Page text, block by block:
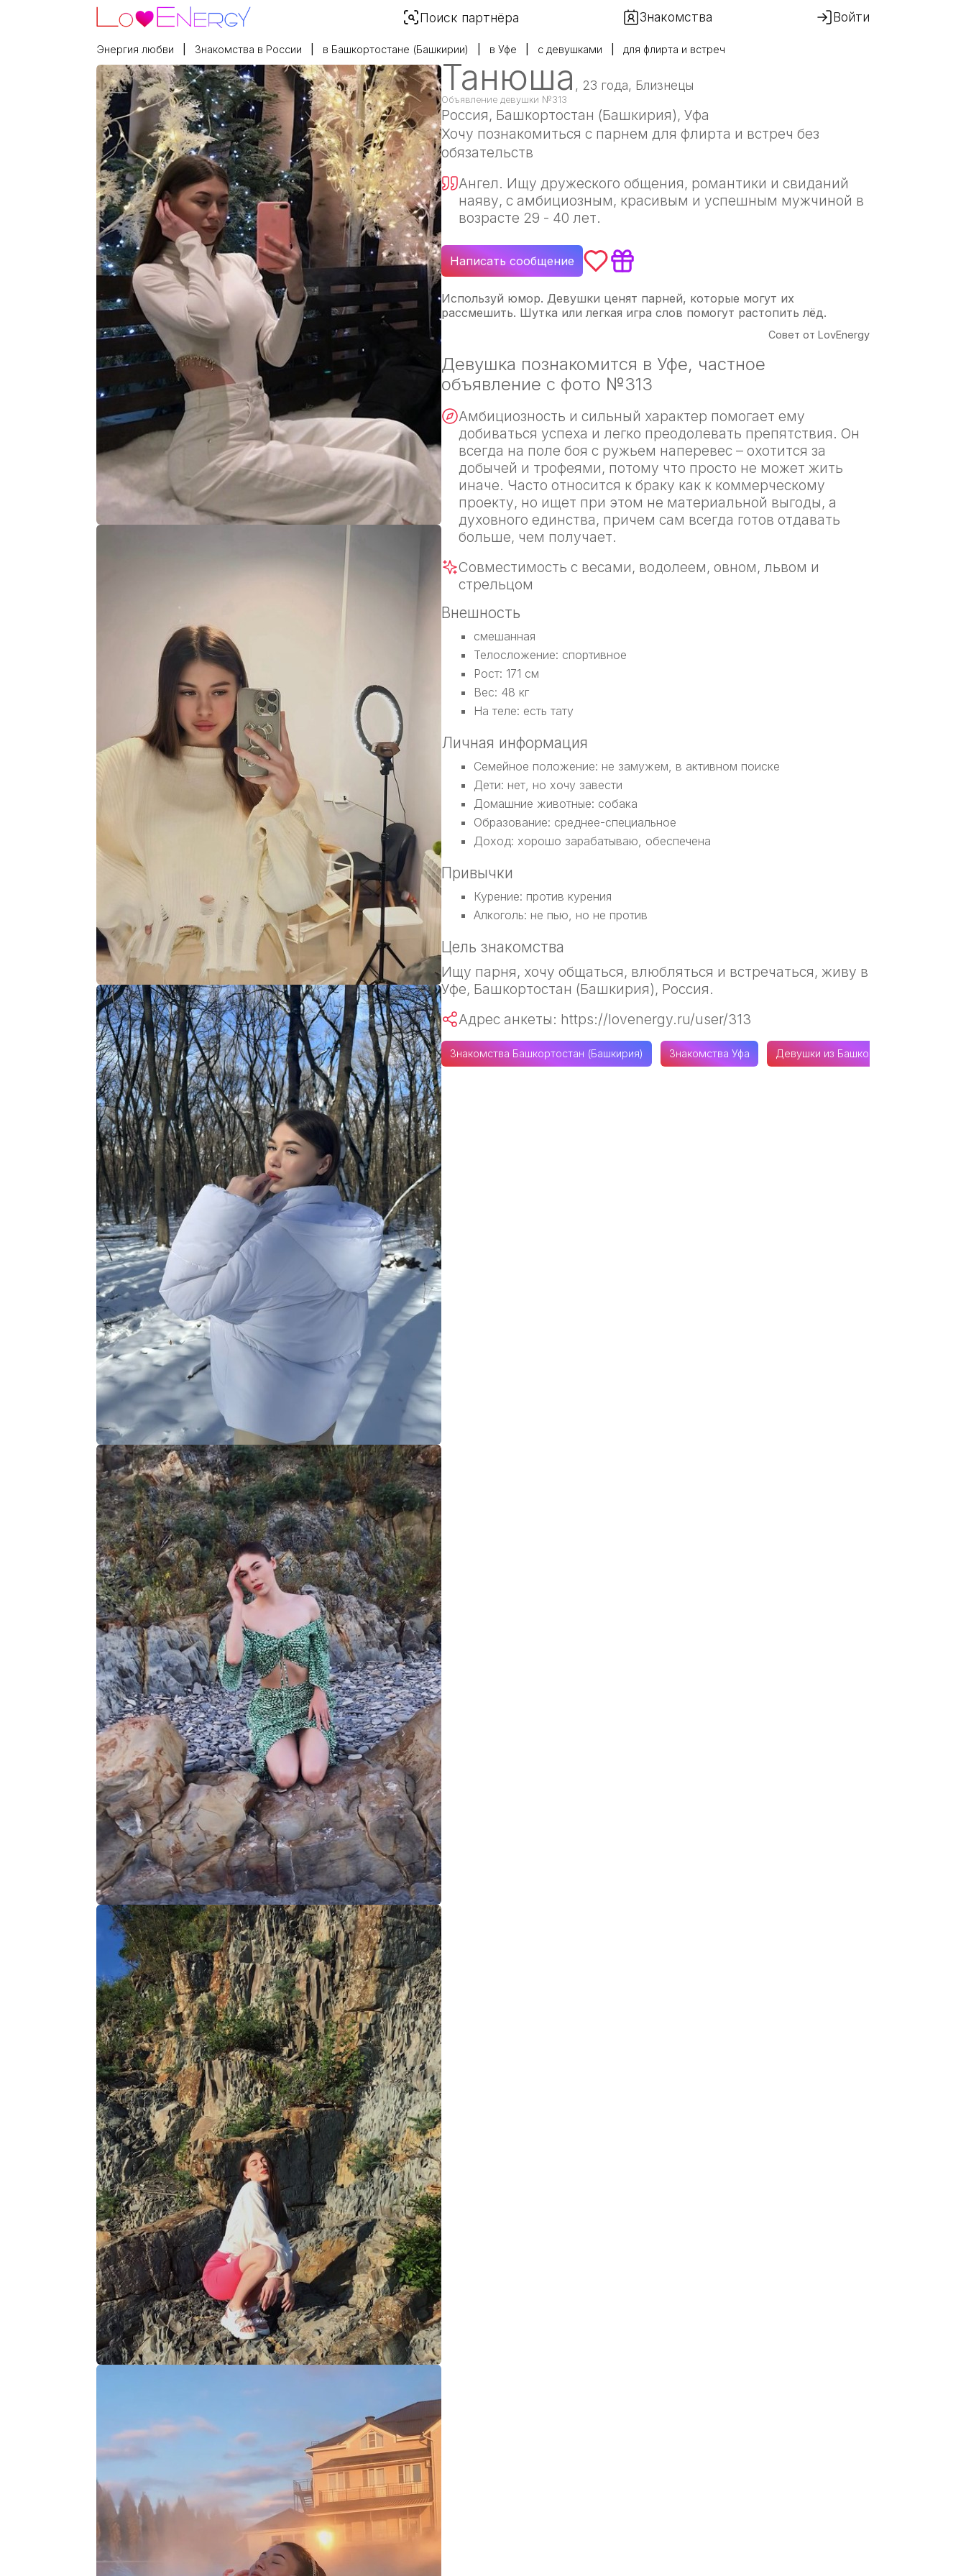
Поиск партнёра Знакомства Войти
Энергия любви Знакомства в России в Башкортостане (Башкирии) в Уфе с девушками для флирта и встреч
Танюша , 23 года, Близнецы
Объявление девушки №313
Россия, Башкортостан (Башкирия), Уфа
Хочу познакомиться с парнем для флирта и встреч без
обязательств
Ангел. Ищу дружеского общения, романтики и свиданий
наяву, с амбициозным, красивым и успешным мужчиной в
возрасте 29 - 40 лет.
Написать сообщение
Используй юмор. Девушки ценят парней, которые могут их
рассмешить. Шутка или легкая игра слов помогут растопить лёд.
Совет от LovEnergy
Девушка познакомится в Уфе, частное
объявление с фото №313
Амбициозность и сильный характер помогает ему
добиваться успеха и легко преодолевать препятствия. Он
всегда на поле боя с ружьем наперевес – охотится за
добычей и трофеями, потому что просто не может жить
иначе. Часто относится к браку как к коммерческому
проекту, но ищет при этом не материальной выгоды, а
духовного единства, причем сам всегда готов отдавать
больше, чем получает.
Совместимость с весами, водолеем, овном, львом и
стрельцом
Внешность
смешанная
Телосложение: спортивное
Рост: 171 см
Вес: 48 кг
На теле: есть тату
Личная информация
Семейное положение: не замужем, в активном поиске
Дети: нет, но хочу завести
Домашние животные: собака
Образование: среднее-специальное
Доход: хорошо зарабатываю, обеспечена
Привычки
Курение: против курения
Алкоголь: не пью, но не против
Цель знакомства
Ищу парня, хочу общаться, влюбляться и встречаться, живу в
Уфе, Башкортостан (Башкирия), Россия.
Адрес анкеты: https://lovenergy.ru/user/313
Знакомства Башкортостан (Башкирия) Знакомства Уфа Девушки из Башкортостана